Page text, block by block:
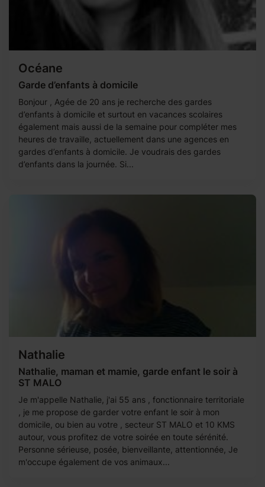
Océane
Garde d’enfants à domicile
Bonjour , Agée de 20 ans je recherche des gardes
d’enfants à domicile et surtout en vacances scolaires
également mais aussi de la semaine pour compléter mes
heures de travaille, actuellement dans une agences en
gardes d’enfants à domicile. Je voudrais des gardes
d’enfants dans la journée. Si...
Nathalie
Nathalie, maman et mamie, garde enfant le soir à
ST MALO
Je m'appelle Nathalie, j'ai 55 ans , fonctionnaire territoriale
, je me propose de garder votre enfant le soir à mon
domicile, ou bien au votre , secteur ST MALO et 10 KMS
autour, vous profitez de votre soirée en toute sérénité.
Personne sérieuse, posée, bienveillante, attentionnée, Je
m'occupe également de vos animaux...